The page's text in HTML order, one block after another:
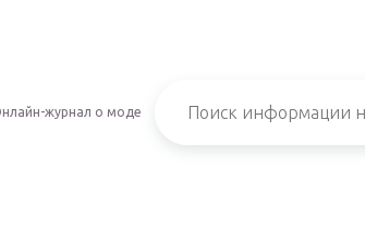
журнал о моде